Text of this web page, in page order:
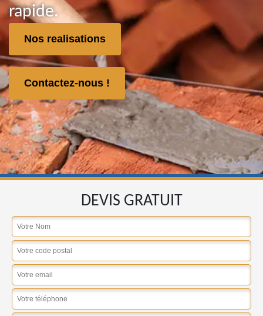
rapide.
Nos realisations
Contactez-nous !
DEVIS GRATUIT